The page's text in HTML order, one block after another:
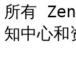
所有
知中心和